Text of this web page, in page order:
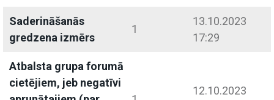
Saderināšanās
gredzena izmērs
1
13.10.2023
17:29
Atbalsta grupa forumā
cietējiem, jeb negatīvi
12.10.2023